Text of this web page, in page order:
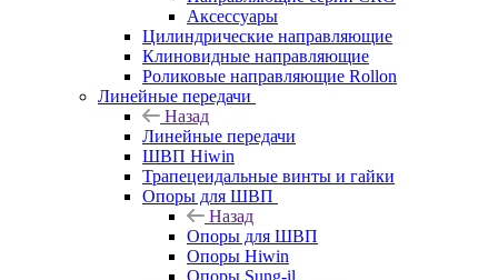
Аксессуары
Цилиндрические направляющие
Клиновидные направляющие
Роликовые направляющие Rollon
Линейные передачи
Назад
Линейные передачи
ШВП Hiwin
Трапецеидальные винты и гайки
Опоры для ШВП
Назад
Опоры для ШВП
Опоры Hiwin
Опоры Sung-il